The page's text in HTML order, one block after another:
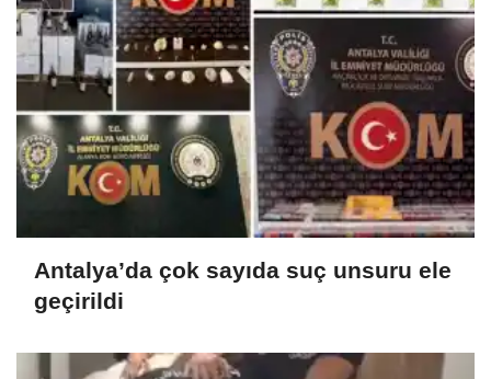
Antalya’da çok sayıda suç unsuru ele
geçirildi